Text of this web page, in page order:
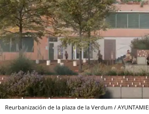
Reurbanización de la plaza de la Verdum /